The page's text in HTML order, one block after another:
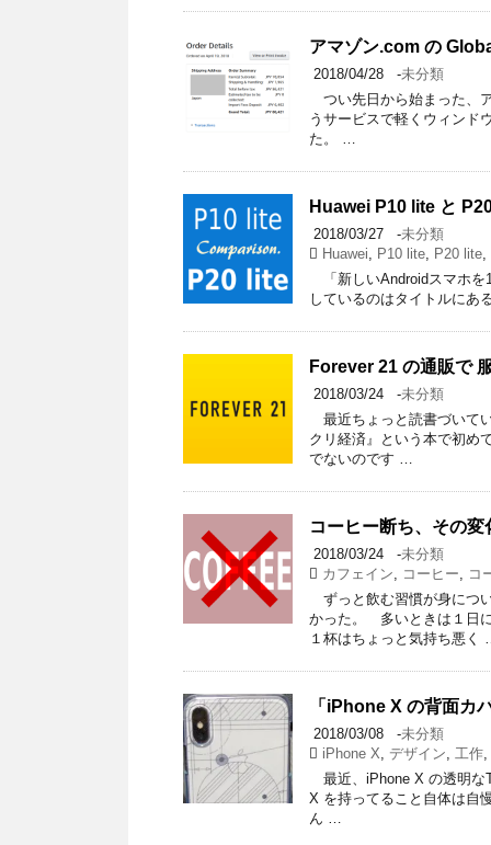
アマゾン.com の
2018/04/28 -未分類
つい先日から始まった、
うサービスで軽くウィンド
た。 …
Huawei P10 lite と
2018/03/27 -未分類
Huawei, P10 lite, P20 lite,
「新しいAndroidスマホを
しているのはタイトルにあ
Forever 21 の通販で
2018/03/24 -未分類
最近ちょっと読書づいて
クリ経済』という本で初め
でないのです …
コーヒー断ち、その変
2018/03/24 -未分類
カフェイン, コーヒー, コ
ずっと飲む習慣が身につ
かった。 多いときは１日
１杯はちょっと気持ち悪く
「iPhone X の背面カ
2018/03/08 -未分類
iPhone X, デザイン, 工作,
最近、iPhone X の透明な
X を持ってること自体は自
ん …